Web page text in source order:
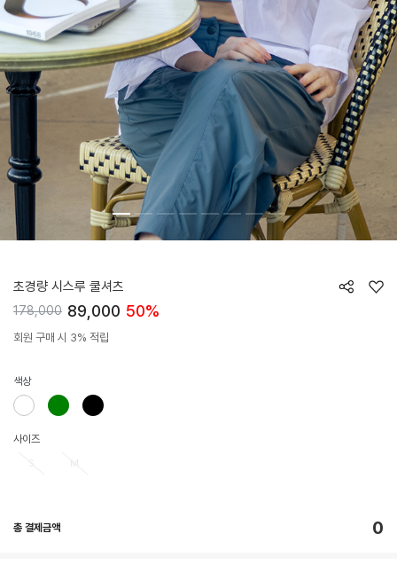
초경량 시스루 쿨셔츠
178,000 89,000 50%
회원 구매 시 3% 적립
색상
사이즈
총 결제금액 0